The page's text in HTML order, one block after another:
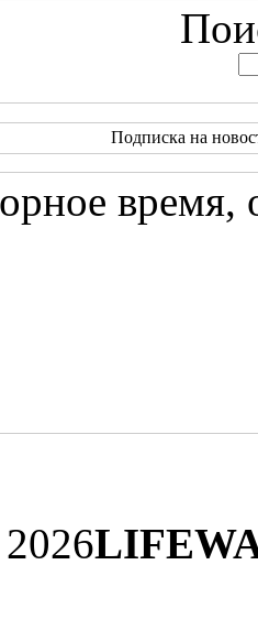
Подписка на
время,